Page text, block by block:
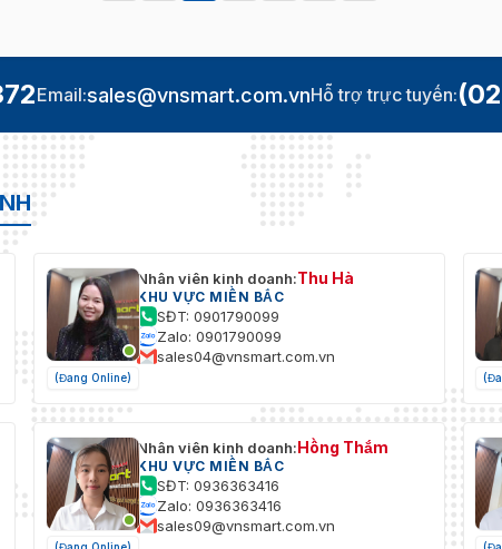
Email:sales@vnsmart.com.vnHỗ trợ trực tuyến:
(Đang Online)
Nhân viên kinh doanh:Thu Hà
KHU VỰC MIỀN BẮC
SĐT: 0901790099
Zalo: 0901790099
sales04@vnsmart.com.vn
Nhân viên kinh doanh:Hồng Thắm
KHU VỰC MIỀN BẮC
SĐT: 0936363416
Zalo: 0936363416
sales09@vnsmart.com.vn